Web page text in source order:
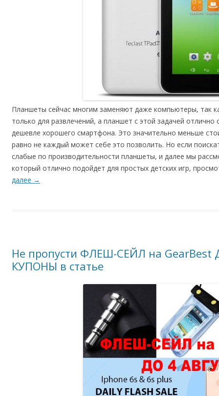
Планшеты сейчас многим заменяют даже компьютеры, так
только для развлечений, а планшет с этой задачей
дешевле хорошего смартфона. Это значительно меньше
равно не каждый может себе это позволить. Но если
слабые по производительности планшеты, и далее мы
который отлично подойдет для простых детских игр,
далее →
Не пропусти ФЛЕШ-СЕЙЛ на GearBest
КУПОНЫ в статье